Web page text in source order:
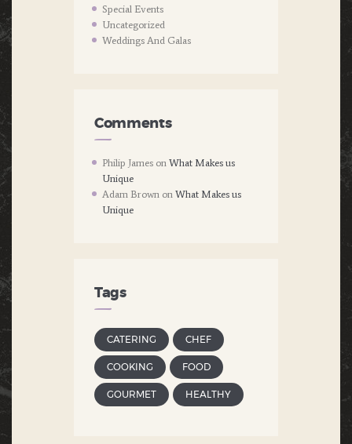
Special Events
Uncategorized
Weddings And Galas
Comments
Philip James onWhat Makes us
Unique
Adam Brown onWhat Makes us
Unique
Tags
CATERING CHEF
COOKING FOOD
GOURMET HEALTHY